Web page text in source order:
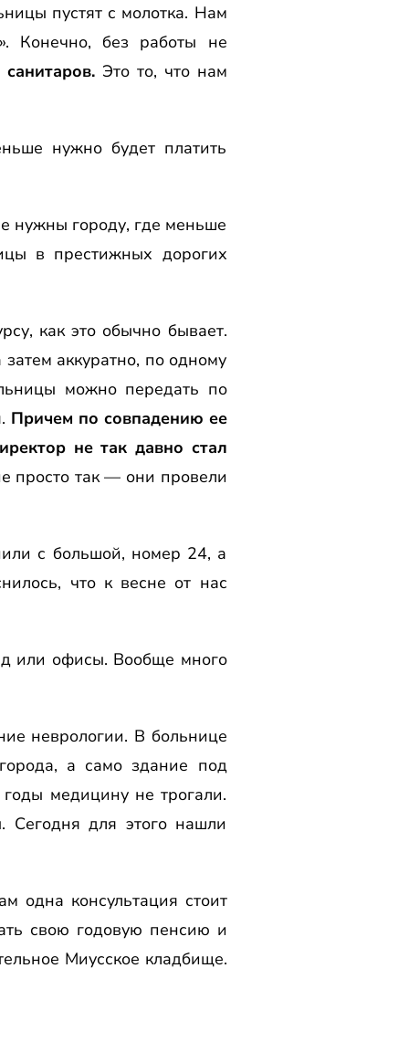
пустят с молотка. Нам
Конечно, без работы не
Это то, что нам
нужно будет платить
нужны городу, где меньше
в престижных дорогих
как это обычно бывает.
аккуратно, по одному
можно передать по
Причем по совпадению ее
не так давно стал
просто так — они провели
с большой, номер 24, а
что к весне от нас
или офисы. Вообще много
неврологии. В больнице
а само здание под
медицину не трогали.
Сегодня для этого нашли
одна консультация стоит
свою годовую пенсию и
Миусское кладбище.